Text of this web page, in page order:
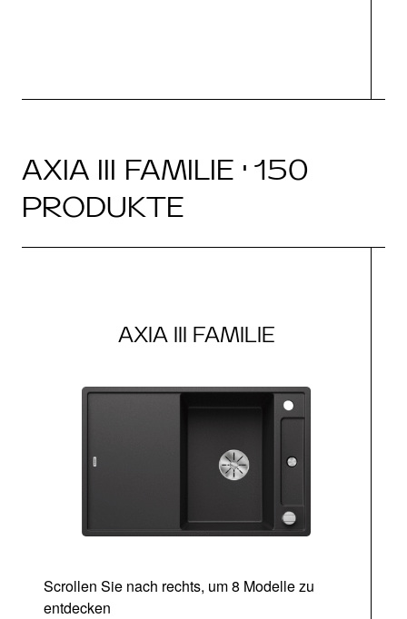
AXIA III FAMILIE · 150
PRODUKTE
AXIA III FAMILIE
Scrollen Sie nach rechts, um 8 Modelle zu
entdecken